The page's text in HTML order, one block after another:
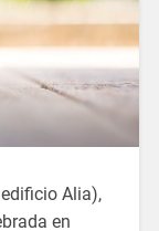
Alia),
en